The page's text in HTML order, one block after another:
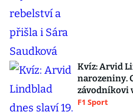
Kvíz: Arvid
narozeniny.
závodníkovi
F1 Sport